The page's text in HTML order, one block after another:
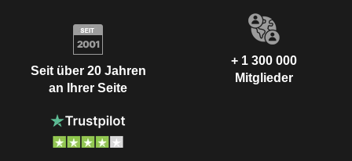
Seit über 20 Jahren
an Ihrer Seite
+ 1 300 000
Mitglieder